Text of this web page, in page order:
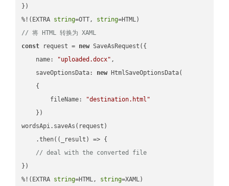
})
%!(EXTRA string=OTT, string
// 将 HTML 转换为 XAML
const request = new SaveAsRequest({
name: "uploaded.docx" ,
saveOptionsData: new HtmlSaveOptionsData(
    {
fileName:
"destination.html"
    })
wordsApi.saveAs(request)
    .then(
( _result ) => {
// deal with the converted file
})
%!(EXTRA string=HTML, string=XAML)